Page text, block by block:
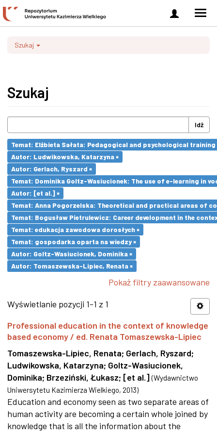
Zaloguj
się
Szukaj
Szukaj
Idź
Temat: Elżbieta Sałata: Pedagogical and psychological
Autor: Ludwikowska, Katarzyna ×
Autor: Gerlach, Ryszard ×
Temat: Dominika Goltz-Wasiucionek: The use of e-learning in
Autor: [et al.] ×
Temat: Anna Pogorzelska: Theoretical and practical areas of
Temat: Bogusław Pietrulewicz: Career development in the
Temat: edukacja zawodowa dorosłych ×
Temat: gospodarka oparta na wiedzy ×
Autor: Goltz-Wasiucionek, Dominika ×
Autor: Tomaszewska-Lipiec, Renata ×
Pokaż filtry zaawansowane
Wyświetlanie pozycji 1-1 z 1
Professional education in the context of knowledge
based economy / ed. Renata Tomaszewska-Lipiec
Tomaszewska-Lipiec, Renata; Gerlach, Ryszard;
Ludwikowska, Katarzyna; Goltz-Wasiucionek,
Dominika; Brzeziński, Łukasz; [et al.] (Wydawnictwo
Uniwersytetu Kazimierza Wielkiego, 2013)
Education and economy seen as two separate areas of
human activity are becoming a certain whole joined by
knowledge that is all the information about the